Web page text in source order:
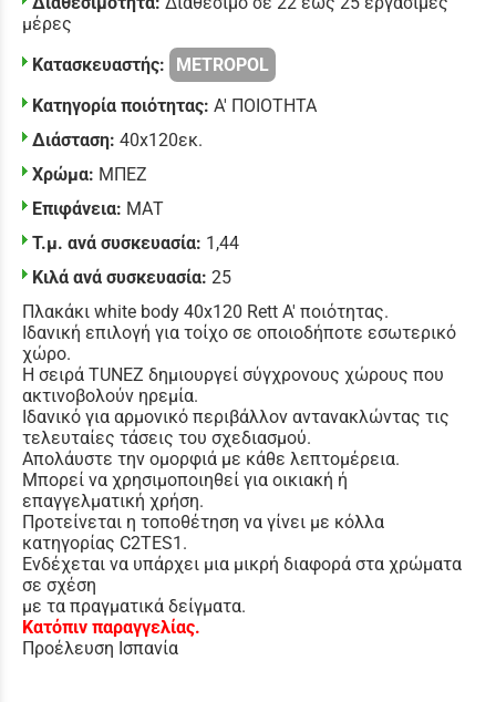
μέρες
Κατασκευαστής:
METROPOL
Κατηγορία ποιότητας: Α' ΠΟΙΟΤΗΤΑ
Διάσταση: 40x120εκ.
Χρώμα: ΜΠΕΖ
Επιφάνεια: ΜΑΤ
Τ.μ. ανά συσκευασία: 1,44
Κιλά ανά συσκευασία: 25
Πλακάκι white body 40x120 Rett Α' ποιότητας.
Ιδανική επιλογή για τοίχο σε οποιοδήποτε εσωτερικό
χώρο.
Η σειρά TUNEZ δημιουργεί σύγχρονους χώρους που
ακτινοβολούν ηρεμία.
Ιδανικό για αρμονικό περιβάλλον αντανακλώντας τις
τελευταίες τάσεις του σχεδιασμού.
Απολάυστε την ομορφιά με κάθε λεπτομέρεια.
Μπορεί να χρησιμοποιηθεί για οικιακή ή
επαγγελματική χρήση.
Προτείνεται η τοποθέτηση να γίνει με κόλλα
κατηγορίας C2TES1.
Ενδέχεται να υπάρχει μια μικρή διαφορά στα χρώματα
σε σχέση
με τα πραγματικά δείγματα.
Κατόπιν παραγγελίας.
Προέλευση Ισπανία